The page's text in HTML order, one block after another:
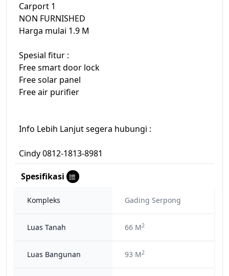
Carport 1
NON FURNISHED
Harga mulai 1.9 M
Spesial fitur :
Free smart door lock
Free solar panel
Free air purifier
Info Lebih Lanjut segera hubungi :
Cindy 0812-1813-8981
Spesifikasi
Kompleks Gading Serpong
Luas Tanah 66 M2
Luas Bangunan 93 M2